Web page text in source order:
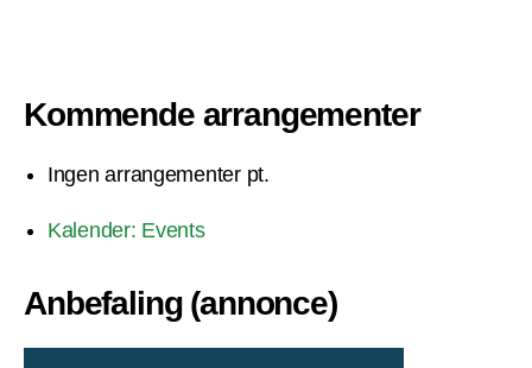
Kommende arrangementer
Ingen arrangementer pt.
Kalender: Events
Anbefaling (annonce)